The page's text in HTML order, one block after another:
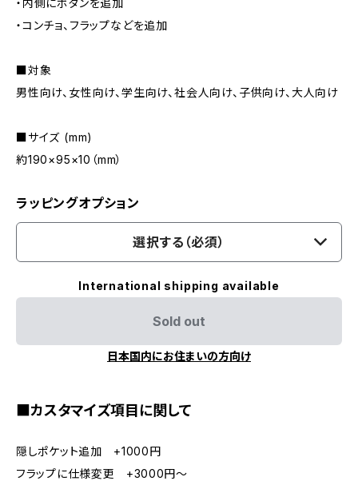
・内側にボタンを追加
・コンチョ、フラップなどを追加
■対象
男性向け、女性向け、学生向け、社会人向け、子供向け、大人向け
■サイズ (mm)
約190×95×10（mm）
ラッピングオプション
選択する（必須）
International shipping available
Sold out
日本国内にお住まいの方向け
■カスタマイズ項目に関して
隠しポケット追加 +1000円
フラップに仕様変更 +3000円～